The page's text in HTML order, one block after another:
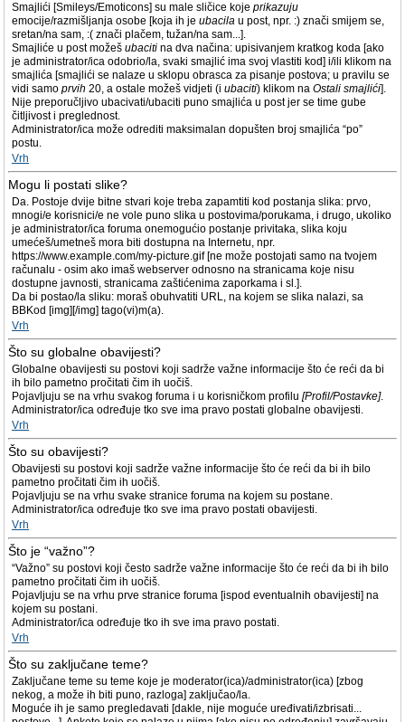
Smajlići [Smileys/Emoticons] su male sličice koje prikazuju
emocije/razmišljanja osobe [koja ih je ubacila u post, npr. :) znači smijem se,
sretan/na sam, :( znači plačem, tužan/na sam...].
Smajliće u post možeš ubaciti na dva načina: upisivanjem kratkog koda [ako
je administrator/ica odobrio/la, svaki smajlić ima svoj vlastiti kod] i/ili klikom na
smajlića [smajlići se nalaze u sklopu obrasca za pisanje postova; u pravilu se
vidi samo prvih 20, a ostale možeš vidjeti (i ubaciti) klikom na Ostali smajlići].
Nije preporučljivo ubacivati/ubaciti puno smajlića u post jer se time gube
čitljivost i preglednost.
Administrator/ica može odrediti maksimalan dopušten broj smajlića “po”
postu.
Vrh
Mogu li postati slike?
Da. Postoje dvije bitne stvari koje treba zapamtiti kod postanja slika: prvo,
mnogi/e korisnici/e ne vole puno slika u postovima/porukama, i drugo, ukoliko
je administrator/ica foruma onemogućio postanje privitaka, slika koju
umećeš/umetneš mora biti dostupna na Internetu, npr.
https://www.example.com/my-picture.gif [ne može postojati samo na tvojem
računalu - osim ako imaš webserver odnosno na stranicama koje nisu
dostupne javnosti, stranicama zaštićenima zaporkama i sl.].
Da bi postao/la sliku: moraš obuhvatiti URL, na kojem se slika nalazi, sa
BBKod [img][/img] tago(vi)m(a).
Vrh
Što su globalne obavijesti?
Globalne obavijesti su postovi koji sadrže važne informacije što će reći da bi
ih bilo pametno pročitati čim ih uočiš.
Pojavljuju se na vrhu svakog foruma i u korisničkom profilu [Profil/Postavke].
Administrator/ica određuje tko sve ima pravo postati globalne obavijesti.
Vrh
Što su obavijesti?
Obavijesti su postovi koji sadrže važne informacije što će reći da bi ih bilo
pametno pročitati čim ih uočiš.
Pojavljuju se na vrhu svake stranice foruma na kojem su postane.
Administrator/ica određuje tko sve ima pravo postati obavijesti.
Vrh
Što je “važno”?
“Važno” su postovi koji često sadrže važne informacije što će reći da bi ih bilo
pametno pročitati čim ih uočiš.
Pojavljuju se na vrhu prve stranice foruma [ispod eventualnih obavijesti] na
kojem su postani.
Administrator/ica određuje tko ih sve ima pravo postati.
Vrh
Što su zaključane teme?
Zaključane teme su teme koje je moderator(ica)/administrator(ica) [zbog
nekog, a može ih biti puno, razloga] zaključao/la.
Moguće ih je samo pregledavati [dakle, nije moguće uređivati/izbrisati...